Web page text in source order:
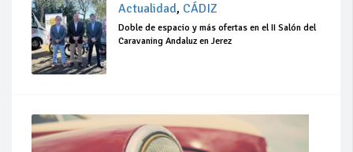
Actualidad, CÁDIZ
Doble de espacio y más ofertas en el II Salón del
Caravaning Andaluz en Jerez